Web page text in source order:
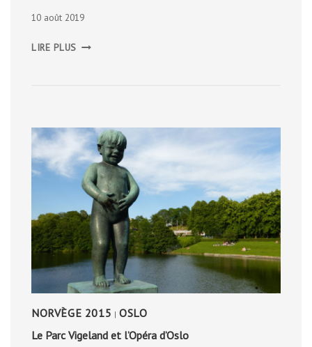
10 août 2019
LIRE PLUS
NORVÈGE 2015 | OSLO
Le Parc Vigeland et l’Opéra d’Oslo